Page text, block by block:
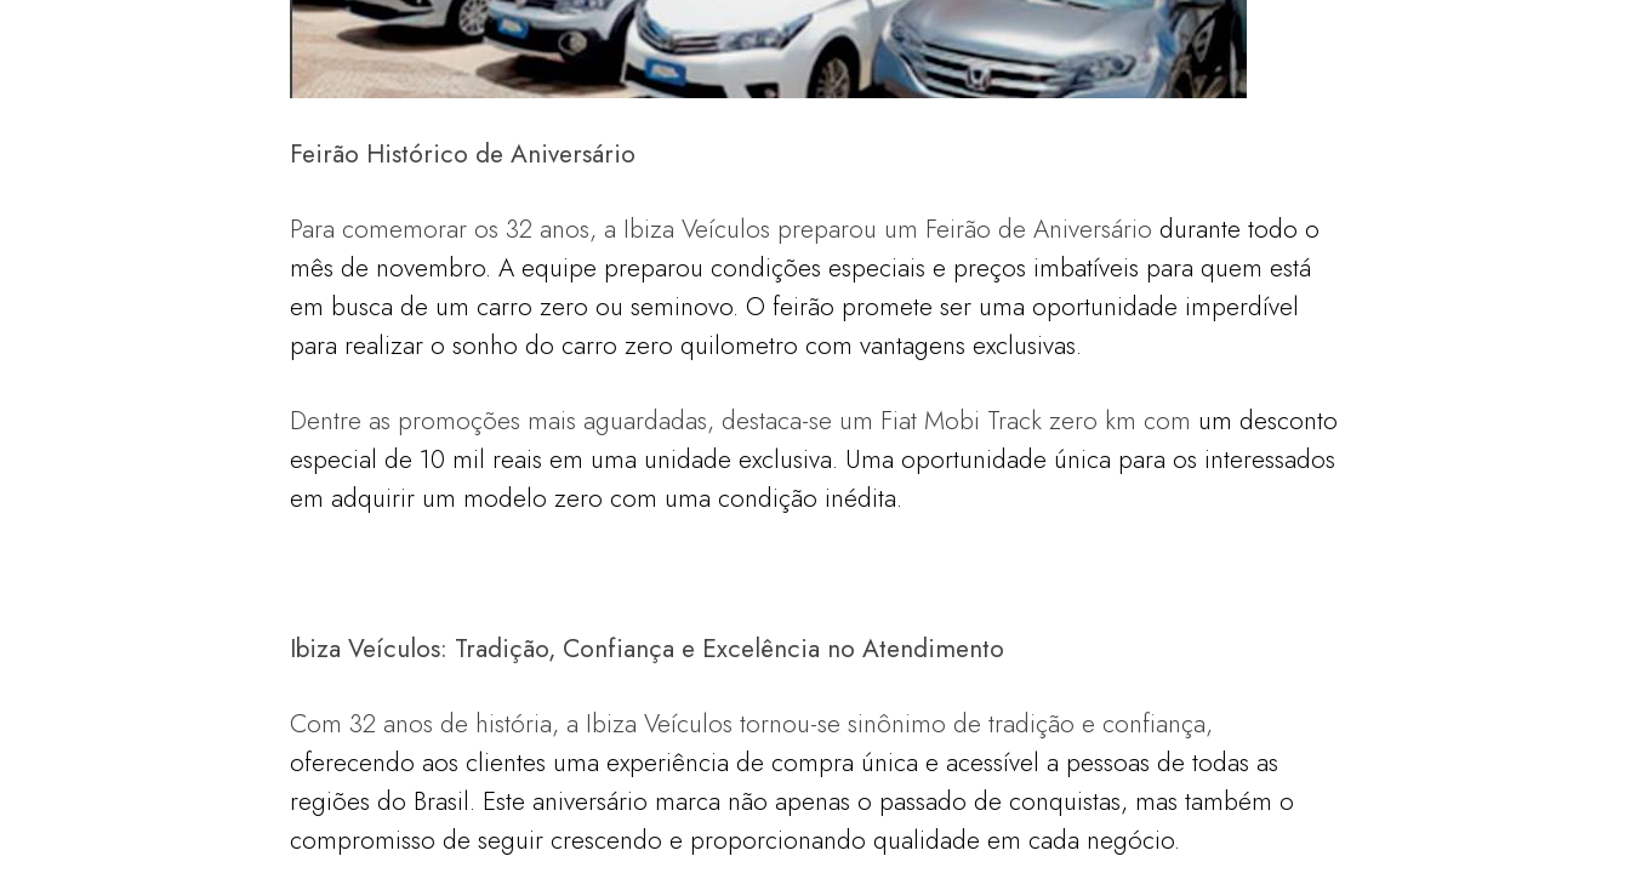
Feirão Histórico de Aniversário
Para comemorar os 32 anos, a Ibiza Veículos preparou um Feirão de Aniversário durante todo o
mês de novembro. A equipe preparou condições especiais e preços imbatíveis para quem está
em busca de um carro zero ou seminovo. O feirão promete ser uma oportunidade imperdível
para realizar o sonho do carro zero quilometro com vantagens exclusivas.
Dentre as promoções mais aguardadas, destaca-se um Fiat Mobi Track zero km com um desconto
especial de 10 mil reais em uma unidade exclusiva. Uma oportunidade única para os interessados
em adquirir um modelo zero com uma condição inédita.
Ibiza Veículos: Tradição, Confiança e Excelência no Atendimento
Com 32 anos de história, a Ibiza Veículos tornou-se sinônimo de tradição e confiança,
oferecendo aos clientes uma experiência de compra única e acessível a pessoas de todas as
regiões do Brasil. Este aniversário marca não apenas o passado de conquistas, mas também o
compromisso de seguir crescendo e proporcionando qualidade em cada negócio.